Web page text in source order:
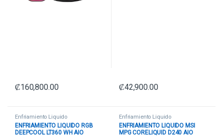
₡160,800.00 ₡42,900.00
Enfriamiento Liquido
ENFRIAMIENTO LIQUIDO RGB
DEEPCOOL LT360 WH AIO
Enfriamiento Liquido
ENFRIAMIENTO LIQUIDO MSI
MPG CORELIQUID D240 AIO